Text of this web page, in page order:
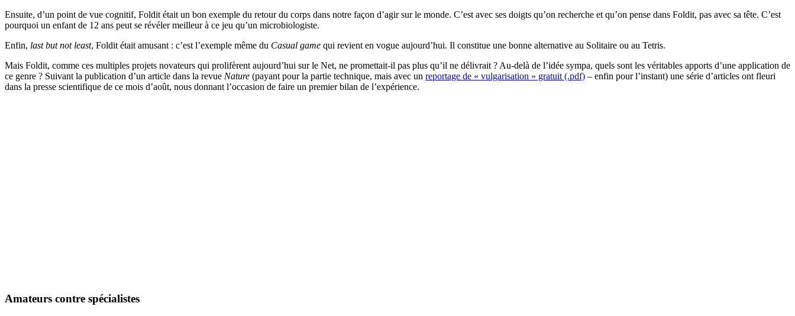
Ensuite, d’un point de vue cognitif, Foldit était un bon exemple du retour du corps dans notre façon d’agir sur le monde. C’est avec ses doigts qu’on recherche et qu’on pense dans Foldit, pas avec sa tête. C’est
pourquoi un enfant de 12 ans peut se révéler meilleur à ce jeu qu’un microbiologiste.
Enfin, last but not least, Foldit était amusant : c’est l’exemple même du Casual game qui revient en vogue aujourd’hui. Il constitue une bonne alternative au Solitaire ou au Tetris.
Mais Foldit, comme ces multiples projets novateurs qui prolifèrent aujourd’hui sur le Net, ne promettait-il pas plus qu’il ne délivrait ? Au-delà de l’idée sympa, quels sont les véritables apports d’une application de
ce genre ? Suivant la publication d’un article dans la revue Nature (payant pour la partie technique, mais avec un reportage de « vulgarisation » gratuit (.pdf) – enfin pour l’instant) une série d’articles ont fleuri
dans la presse scientifique de ce mois d’août, nous donnant l’occasion de faire un premier bilan de l’expérience.
Amateurs contre spécialistes